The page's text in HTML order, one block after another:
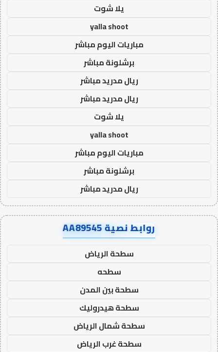
يلا شوت
yalla shoot
مباريات اليوم مباشر
برشلونة مباشر
ريال مدريد مباشر
ريال مدريد مباشر
يلا شوت
yalla shoot
مباريات اليوم مباشر
برشلونة مباشر
ريال مدريد مباشر
روابط نصية AA89545
سطحة الرياض
سطحه
سطحة بين المدن
سطحة هيدروليك
سطحة شمال الرياض
سطحة غرب الرياض